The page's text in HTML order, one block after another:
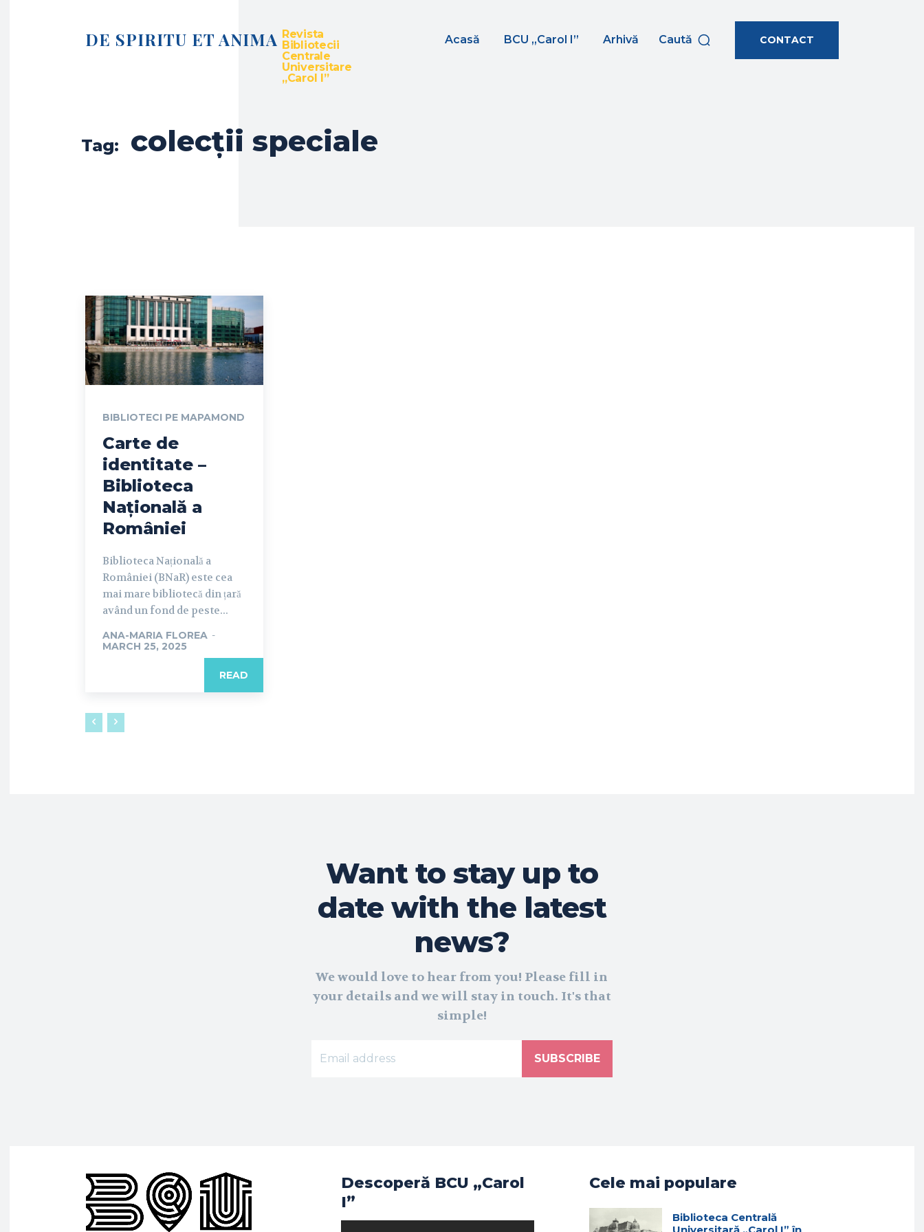
DE SPIRITU ET ANIMA Revista
Bibliotecii
Centrale
Universitare
„Carol I”
Acasă BCU „Carol I” Arhivă Caută CONTACT
Tag: colecții speciale
BIBLIOTECI PE MAPAMOND
Carte de
identitate –
Biblioteca
Națională a
României
Biblioteca Națională a
României (BNaR) este cea
mai mare bibliotecă din țară
având un fond de peste...
ANA-MARIA FLOREA -
MARCH 25, 2025
READ
Want to stay up to
date with the latest
news?
We would love to hear from you! Please fill in
your details and we will stay in touch. It's that
simple!
SUBSCRIBE
Descoperă BCU „Carol
I”
Cele mai populare
Biblioteca Centrală